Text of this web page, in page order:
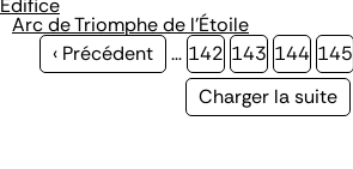
Édifice
Arc de Triomphe de l'Étoile
Page
‹ Précédent … Page
142 Page
143 Page
144 Page
145
Page
Charger la suite